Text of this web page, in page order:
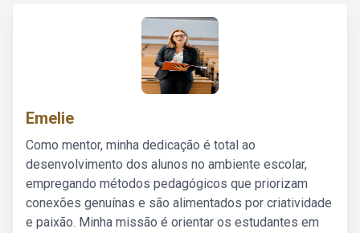
Emelie
Como mentor, minha dedicação é total ao
desenvolvimento dos alunos no ambiente escolar,
empregando métodos pedagógicos que priorizam
conexões genuínas e são alimentados por criatividade
e paixão. Minha missão é orientar os estudantes em